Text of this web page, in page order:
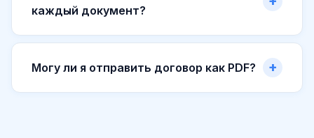
каждый документ?
Могу ли я отправить договор как PDF?